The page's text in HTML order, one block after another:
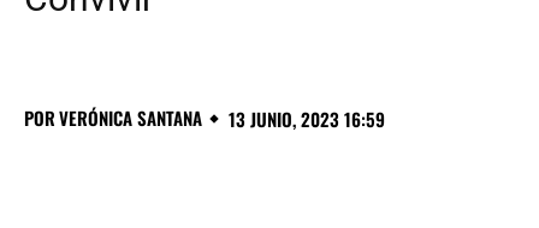
PORVERÓNICA SANTANA 13 JUNIO, 2023 16:59